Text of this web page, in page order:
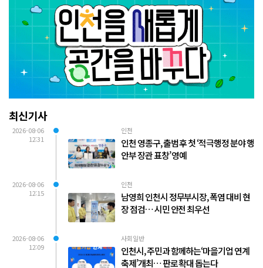
최신기사
2026-08-06
12:31
인천
인천 영종구, 출범 후 첫 ‘적극행정 분야 행
안부 장관 표창’ 영예
2026-08-06
12:15
인천
남영희 인천시 정무부시장, 폭염 대비 현
장 점검… 시민 안전 최우선
2026-08-06
12:09
사회일반
인천시, 주민과 함께하는‘마을기업 연계
축제’개최… 판로 확대 돕는다